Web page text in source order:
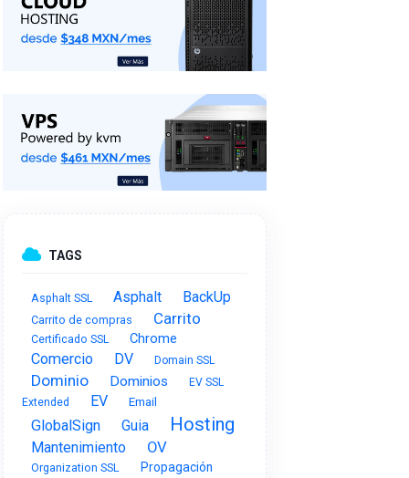
TAGS
Asphalt SSL Asphalt BackUp
Carrito de compras Carrito
Certificado SSL Chrome
Comercio DV Domain SSL
Dominio Dominios
EV SSL
Extended
EV Email
GlobalSign Guia Hosting
Mantenimiento OV
Organization SSL Propagación